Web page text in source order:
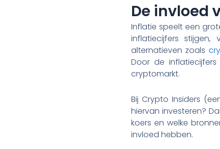
De invloed
Inflatie speelt een
inflatiecijfers
alternatieven zoals
Door de
cryptomarkt.
Bij Crypto Insiders
hiervan investeren?
koers en welke
invloed hebben.